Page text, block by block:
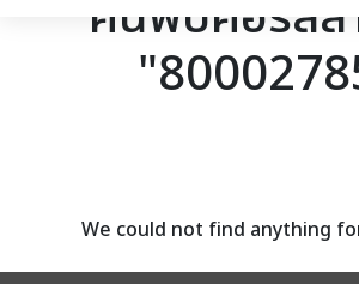
โปรโมชั่น
assignment ลงทะเบียน
ค้นพบคอร์สส
We could not find anything